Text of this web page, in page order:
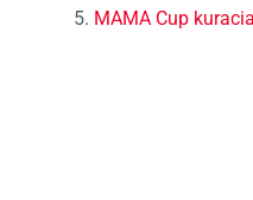
MAMA Cup